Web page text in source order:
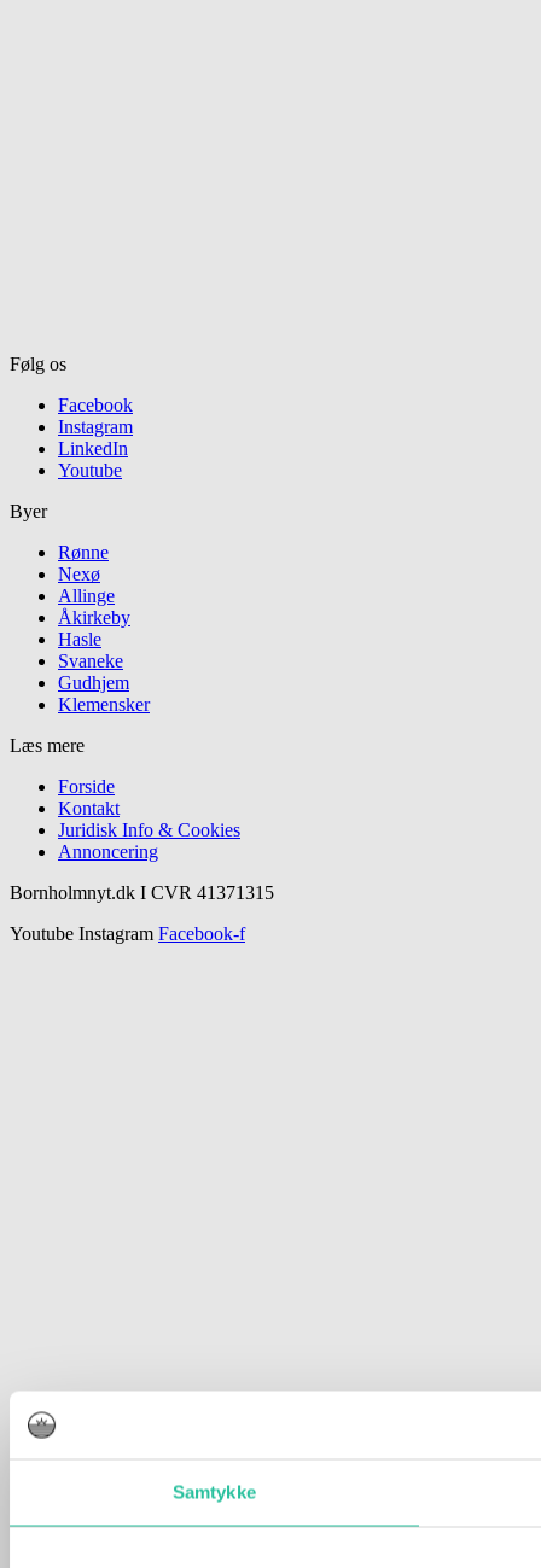
Samtykke
Følg os
Facebook
Instagram
LinkedIn
Youtube
Byer
Rønne
Nexø
Allinge
Åkirkeby
Hasle
Svaneke
Gudhjem
Klemensker
Læs mere
Forside
Kontakt
Juridisk Info & Cookies​
Annoncering
Bornholmnyt.dk I CVR 41371315
Youtube Instagram Facebook-f